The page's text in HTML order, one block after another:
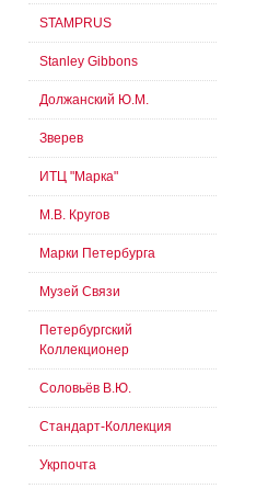
STAMPRUS
Stanley Gibbons
Должанский Ю.М.
Зверев
ИТЦ "Марка"
М.В. Кругов
Марки Петербурга
Музей Связи
Петербургский
Коллекционер
Соловьёв В.Ю.
Стандарт-Коллекция
Укрпочта